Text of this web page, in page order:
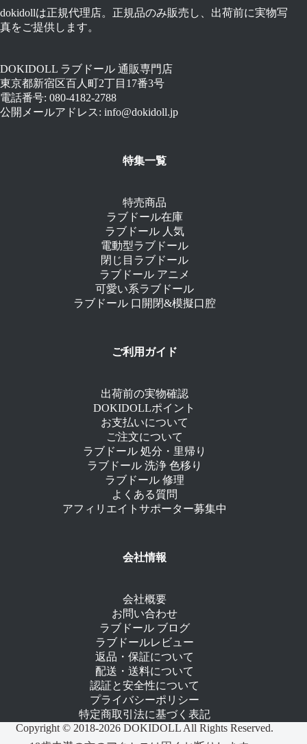
で
し
た。
¥58,000
で
す。
dokidollは正規代理店。正規品のみ販売し、出荷前に実物写
真をご提供します。
DOKIDOLL ラブドール 通販専門店
東京都新宿区百人町2丁目17番3号
電話番号: 080-4182-2788
公開メールアドレス: info@dokidoll.jp
特集一覧
特売商品
ラブドール在庫
ラブドール 人気
電動型ラブドール
閉じ目ラブドール
ラブドール アニメ
可愛い系ラブドール
ラブドール 口開閉&模擬口腔
ご利用ガイド
出荷前の実物確認
DOKIDOLLポイント
お支払いについて
ご注文について
ラブドール 処分・里帰り
ラブドール 洗浄 色移り
ラブドール 修理
よくある質問
アフィリエイトサポーター募集中
会社情報
会社概要
お問い合わせ
ラブドール ブログ
ラブドールレビュー
返品・保証について
配送・送料について
認証と安全性について
プライバシーポリシー
特定商取引法に基づく表記
Copyright © 2018-2026 DOKIDOLL All Rights Reserved.